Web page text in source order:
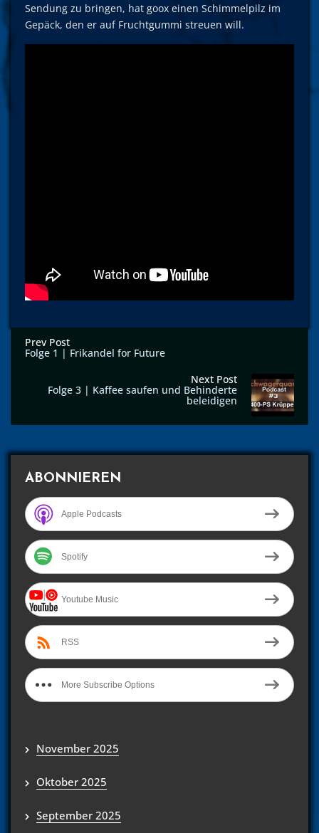
Sendung zu bringen, hat goox einen Schimmelpilz im
Gepäck, den er auf Fruchtgummi streuen will.
Prev Post
Folge 1 | Frikandel for Future
Next Post
Folge 3 | Kaffee saufen und Behinderte
beleidigen
ABONNIEREN
Apple Podcasts
Spotify
Youtube Music
RSS
More Subscribe Options
November 2025
Oktober 2025
September 2025